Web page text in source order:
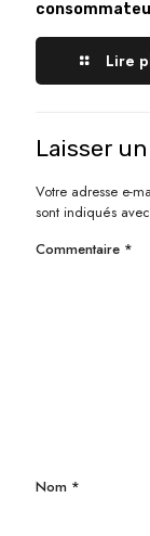
Lire
Laisser
Votre adresse e-
sont indiqués avec
Commentaire *
Nom *